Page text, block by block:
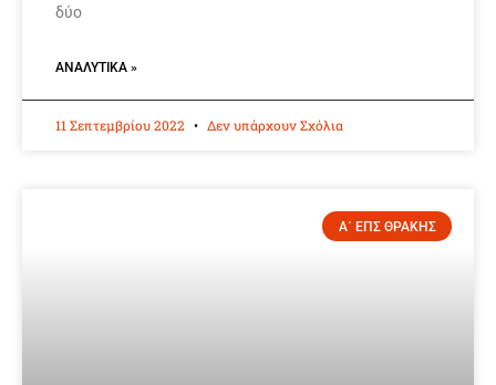
δύο
ΑΝΑΛΥΤΙΚΆ »
11 Σεπτεμβρίου 2022 Δεν υπάρχουν Σχόλια
Α΄ ΕΠΣ ΘΡΑΚΗΣ